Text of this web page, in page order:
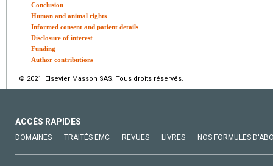
Conclusion
Human and animal rights
Informed consent and patient details
Disclosure of interest
Funding
Author contributions
© 2021 Elsevier Masson SAS. Tous droits réservés.
ACCÈS RAPIDES
DOMAINES TRAITÉS EMC REVUES LIVRES NOS FORMULES